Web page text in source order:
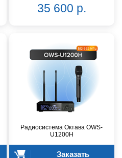
35 600 р.
Радиосистема Октава OWS-
U1200H
Заказать